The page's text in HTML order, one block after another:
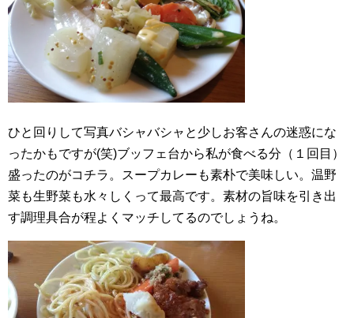
ひと回りして写真バシャバシャと少しお客さんの迷惑にな
ったかもですが(笑)ブッフェ台から私が食べる分（１回目）
盛ったのがコチラ。スープカレーも素朴で美味しい。温野
菜も生野菜も水々しくって最高です。素材の旨味を引き出
す調理具合が程よくマッチしてるのでしょうね。